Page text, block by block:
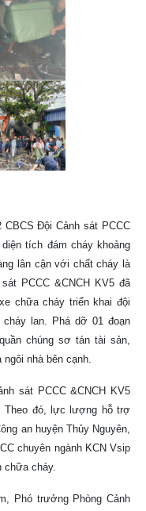
Đội Cảnh sát PCCC
tích đám cháy khoảng
lân cận với chất cháy là
PCCC &CNCH KV5 đã
chữa cháy triển khai đội
lan. Phá dỡ 01 đoạn
chúng sơ tán tài sản,
ngôi nhà bên cạnh.
sát PCCC &CNCH KV5
Theo đó, lực lượng hỗ trợ
an huyện Thủy Nguyên,
chuyên ngành KCN Vsip
chữa cháy.
Phó trưởng Phòng Cảnh